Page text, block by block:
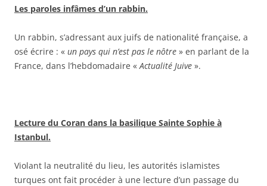
Les paroles infâmes d’un rabbin.
Un rabbin, s’adressant aux juifs de nationalité française, a
osé écrire : « un pays qui n’est pas le nôtre » en parlant de la
France, dans l’hebdomadaire «Actualité Juive ».
Lecture du Coran dans la basilique Sainte Sophie à
Istanbul.
Violant la neutralité du lieu, les autorités islamistes
turques ont fait procéder à une lecture d’un passage du